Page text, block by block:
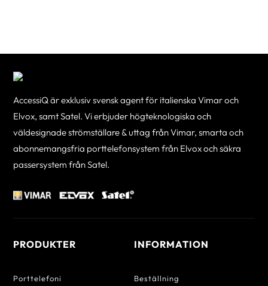
AccessiQ är exklusiv svensk agent för italienska Vimar och
Elvox, samt Satel. Vi erbjuder högteknologiska och
väldesignade strömställare & uttag från Vimar, smarta och
abonnemangsfria porttelefonsystem från Elvox och säkra
passersystem från Satel.
PRODUKTER
Porttelefoni
INFORMATION
Beställning